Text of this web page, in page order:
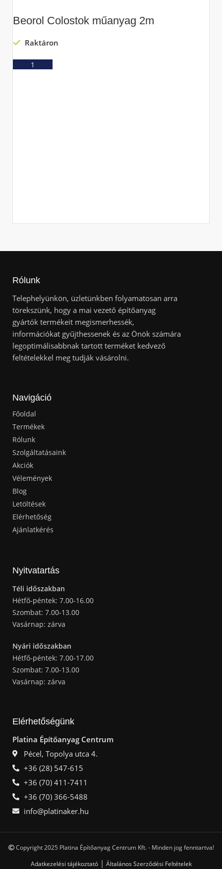
Beorol Colostok műanyag 2m
Raktáron
Rólunk
Telephelyünkön, üzletünkben folyamatosan arra
törekszünk, hogy a mai vezető építőanyag
gyártók termékeit megismerhessék,
információkat gyűjthessenek és az Önök számára
legoptimálisabbnak tartott terméket kedvező
feltételekkel meg tudják vásárolni.
Navigáció
Főoldal
Termékek
Rólunk
Szolgáltatásaink
Akciók
Vélemények
Blog
Letöltések
Elérhetőség
Ajánlatkérés
Nyitvatartás
Téli időszakban
Hétfő-péntek: 7.00-16.00
Szombat: 7.00-13.00
Vasárnap: zárva
Nyári időszakban
Hétfő-péntek: 7.00-17.00
Szombat: 7.00-13.00
Vasárnap: zárva
Elérhetőségünk
Platina Építőanyag Centrum
Pécel, Topolya utca 4.
+36 (28) 547-615
+36 (70) 411-7411
+36 (70) 366-5488
info@platinaker.hu
Copyright 2025 Platina Építőanyag Centrum Kft. - Minden jog fenntartva!
Adatkezelési tájékoztató| Általános Szerződési Feltételek